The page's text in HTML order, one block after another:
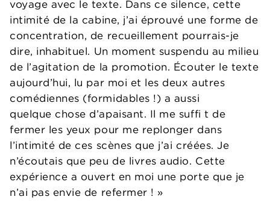
voyage avec le texte. Dans ce silence, cette
intimité de la cabine, j’ai éprouvé une forme de
concentration, de recueillement pourrais-je
dire, inhabituel. Un moment suspendu au milieu
de l’agitation de la promotion. Écouter le texte
aujourd’hui, lu par moi et les deux autres
comédiennes (formidables !) a aussi
quelque chose d’apaisant. Il me suffi t de
fermer les yeux pour me replonger dans
l’intimité de ces scènes que j’ai créées. Je
n’écoutais que peu de livres audio. Cette
expérience a ouvert en moi une porte que je
n’ai pas envie de refermer ! »